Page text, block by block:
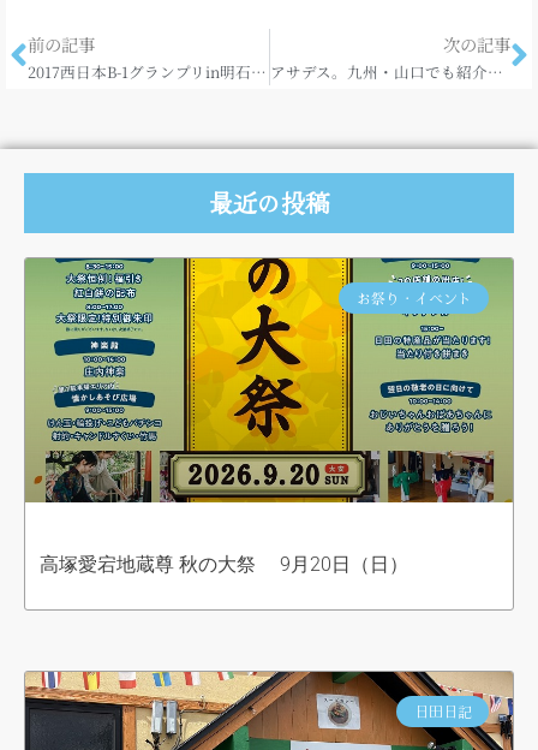
前の記事
2017西日本B-1グランプリin明石をお楽しみに♪
次の記事
アサデス。九州・山口でも紹介していただきました。
最近の投稿
お祭り・イベント
高塚愛宕地蔵尊 秋の大祭 9月20日（日）
日田日記